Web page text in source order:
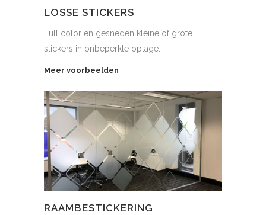
LOSSE STICKERS
Full color en gesneden kleine of grote
stickers in onbeperkte oplage.
Meer voorbeelden
RAAMBESTICKERING